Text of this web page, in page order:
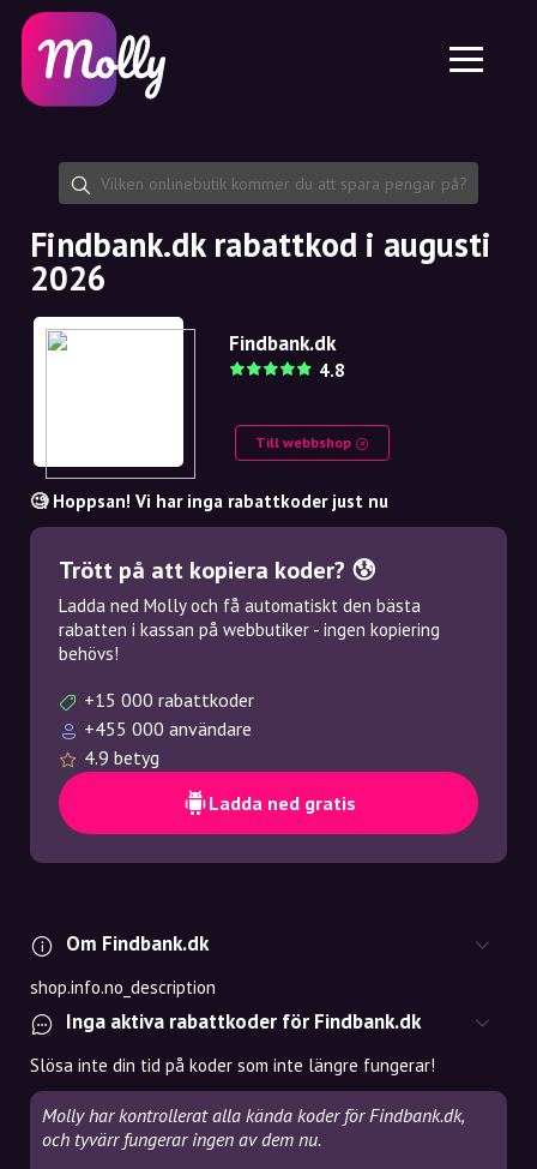
Hudvård
Hårvård
Dela rabattkod
Funktioner
Jobb
Om oss
Samarbete
Plattform
Molly till iPhone och iPad
Molly till Android
SE
EN
SE
NO
DE
Findbank.dk rabattkod i augusti
2026
Findbank.dk
4.8
Till webbshop
🧐 Hoppsan! Vi har inga rabattkoder just nu
Trött på att kopiera koder? 😰
Ladda ned Molly och få automatiskt den bästa
rabatten i kassan på webbutiker - ingen kopiering
behövs!
+15 000 rabattkoder
+455 000 användare
4.9 betyg
Ladda ned gratis
Om Findbank.dk
shop.info.no_description
Inga aktiva rabattkoder för Findbank.dk
Slösa inte din tid på koder som inte längre fungerar!
Molly har kontrollerat alla kända koder för Findbank.dk,
och tyvärr fungerar ingen av dem nu.